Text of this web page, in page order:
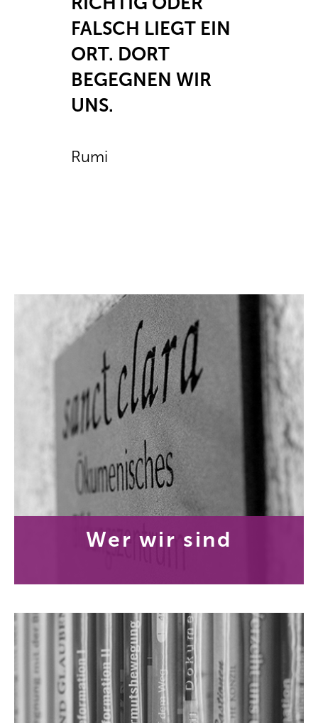
FALSCH LIEGT EIN
ORT. DORT
BEGEGNEN WIR
UNS.
Rumi
Wer wir sind